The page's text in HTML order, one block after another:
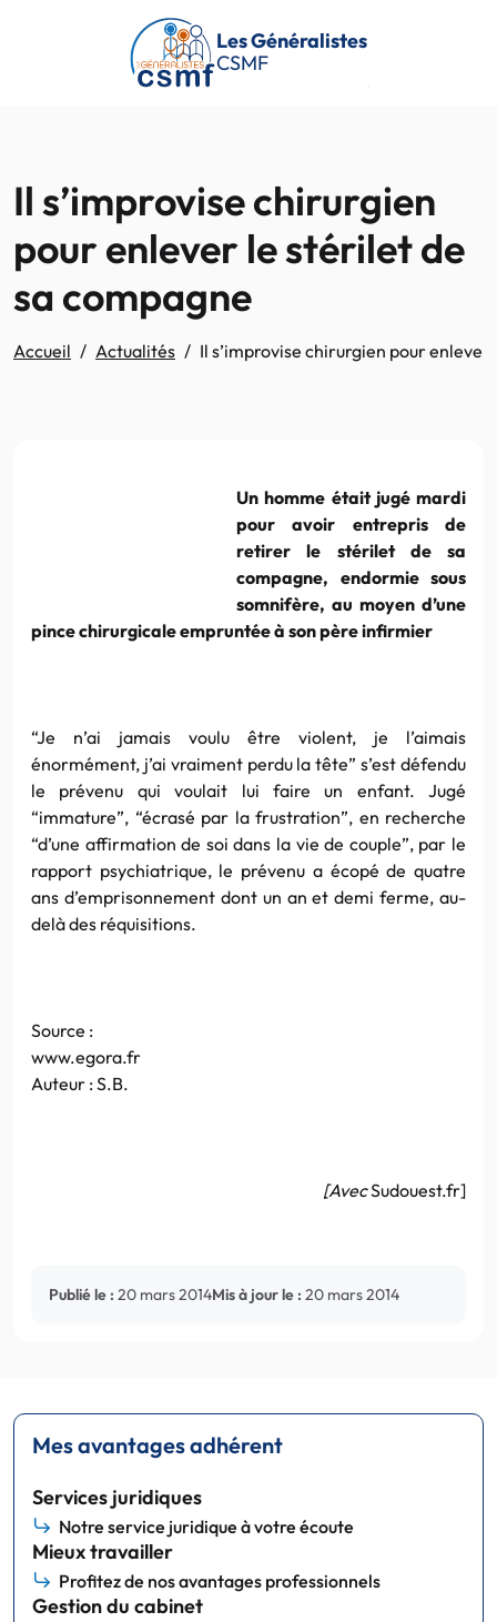
Passer au contenu principal
Les Généralistes
CSMF
Il s’improvise chirurgien
pour enlever le stérilet de
sa compagne
Accueil Actualités Il s’improvise chirurgien pour
Un homme était jugé mardi
pour avoir entrepris de
retirer le stérilet de sa
compagne, endormie sous
somnifère, au moyen d’une
pince chirurgicale empruntée à son père infirmier
“Je n’ai jamais voulu être violent, je l’aimais
énormément, j’ai vraiment perdu la tête” s’est défendu
le prévenu qui voulait lui faire un enfant. Jugé
“immature”, “écrasé par la frustration”, en recherche
“d’une affirmation de soi dans la vie de couple”, par le
rapport psychiatrique, le prévenu a écopé de quatre
ans d’emprisonnement dont un an et demi ferme, au-
delà des réquisitions.
Source :
www.egora.fr
Auteur : S.B.
[AvecSudouest.fr]
Publié le : 20 mars 2014Mis à jour le : 20 mars 2014
Mes avantages adhérent
Services juridiques
Notre service juridique à votre écoute
Mieux travailler
Profitez de nos avantages professionnels
Gestion du cabinet